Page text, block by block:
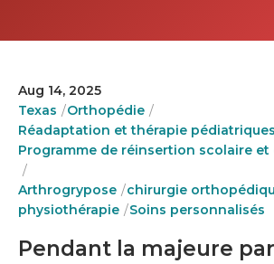
Aug 14, 2025
Texas
Orthopédie
Réadaptation et thérapie pédiatriques
Programme de réinsertion scolaire
Arthrogrypose
chirurgie
physiothérapie
Soins personnalisés
Pendant la majeure